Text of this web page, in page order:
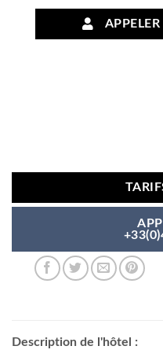
Description de l'hôtel :